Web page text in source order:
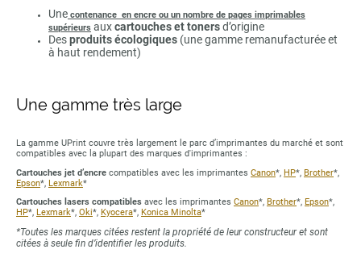
Une contenance en encre ou un nombre de pages imprimables
supérieurs auxcartouches et tonersd’origine
Desproduits écologiques (une gamme remanufacturée et
à haut rendement)
Une gamme très large
La gamme UPrint couvre très largement le parc d’imprimantes du marché et sont
compatibles avec la plupart des marques d'imprimantes :
Cartouches jet d’encre compatibles avec les imprimantes Canon*, HP*, Brother*,
Epson*, Lexmark*
Cartouches lasers compatibles avec les imprimantes Canon*, Brother*, Epson*,
HP*, Lexmark*, Oki*, Kyocera*, Konica Minolta*
*Toutes les marques citées restent la propriété de leur constructeur et sont
citées à seule fin d’identifier les produits.